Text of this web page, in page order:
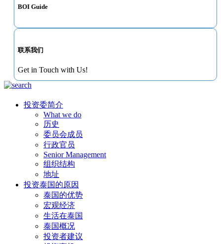
BOI Guide
联系我们
Get in Touch with Us!
投资委简介
What we do
历史
委员会成员
行政官员
Senior Management
组织结构
地址
投资泰国的原因
泰国的优势
宏观经济
生活在泰国
泰国概况
投资者建议